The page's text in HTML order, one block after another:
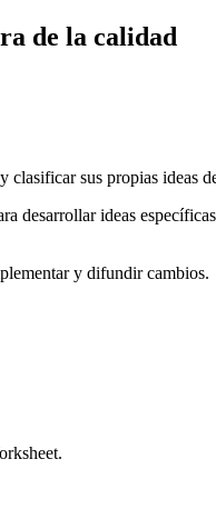
de la calidad
sus propias ideas
desarrollar ideas
y difundir cambios.
Change